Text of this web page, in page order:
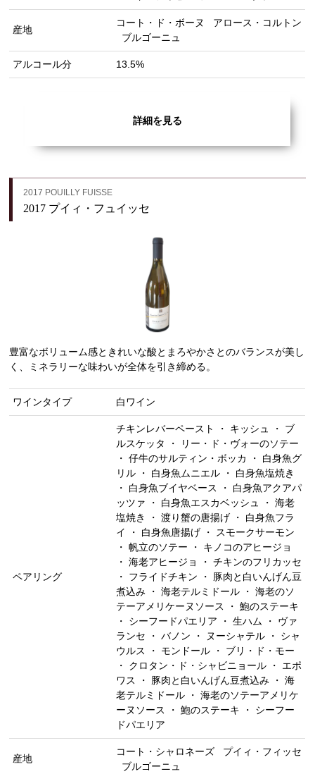
産地
コート・ド・ボーヌ
アロース・コルトン
ブルゴーニュ
アルコール分 13.5%
詳細を見る
2017 POUILLY FUISSE
2017 プイィ・フュイッセ
豊富なボリューム感ときれいな酸とまろやかさとのバランスが美し
く、ミネラリーな味わいが全体を引き締める。
ワインタイプ 白ワイン
ペアリング
チキンレバーペースト ・ キッシュ ・ ブ
ルスケッタ ・ リー・ド・ヴォーのソテー
・ 仔牛のサルティン・ボッカ ・ 白身魚グ
リル ・ 白身魚ムニエル ・ 白身魚塩焼き
・ 白身魚ブイヤベース ・ 白身魚アクアパ
ッツァ ・ 白身魚エスカベッシュ ・ 海老
塩焼き ・ 渡り蟹の唐揚げ ・ 白身魚フラ
イ ・ 白身魚唐揚げ ・ スモークサーモン
・ 帆立のソテー ・ キノコのアヒージョ
・ 海老アヒージョ ・ チキンのフリカッセ
・ フライドチキン ・ 豚肉と白いんげん豆
煮込み ・ 海老テルミドール ・ 海老のソ
テーアメリケーヌソース ・ 鮑のステーキ
・ シーフードパエリア ・ 生ハム ・ ヴァ
ランセ ・ バノン ・ ヌーシャテル ・ シャ
ウルス ・ モンドール ・ ブリ・ド・モー
・ クロタン・ド・シャビニョール ・ エポ
ワス ・ 豚肉と白いんげん豆煮込み ・ 海
老テルミドール ・ 海老のソテーアメリケ
ーヌソース ・ 鮑のステーキ ・ シーフー
ドパエリア
産地
コート・シャロネーズ
プイィ・フィッセ
ブルゴーニュ